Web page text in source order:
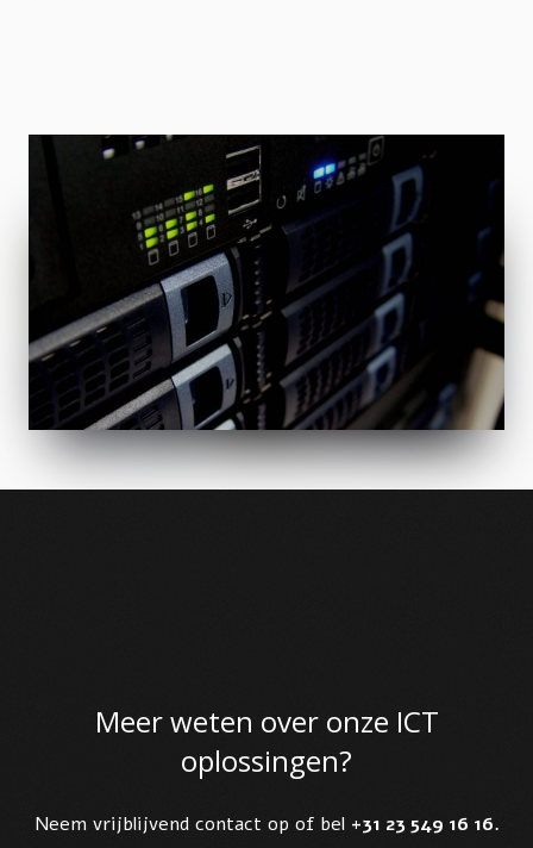
Meer weten over onze ICT
oplossingen?
Neem vrijblijvend contact op of bel +31 23 549 16 16.